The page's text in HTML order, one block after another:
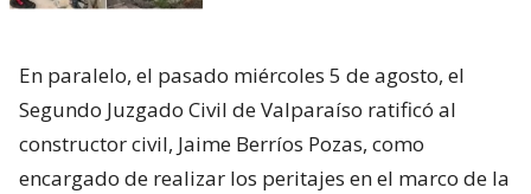
En paralelo, el pasado miércoles 5 de agosto, el
Segundo Juzgado Civil de Valparaíso ratificó al
constructor civil, Jaime Berríos Pozas, como
encargado de realizar los peritajes en el marco de la